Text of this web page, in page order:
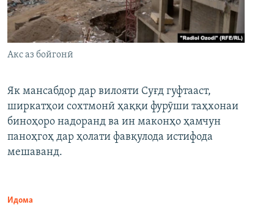
Акс аз бойгонӣ
Як мансабдор дар вилояти Суғд гуфтааст,
ширкатҳои сохтмонӣ ҳаққи фурӯши таҳхонаи
биноҳоро надоранд ва ин маконҳо ҳамчун
паноҳгоҳ дар ҳолати фавқулода истифода
мешаванд.
Идома